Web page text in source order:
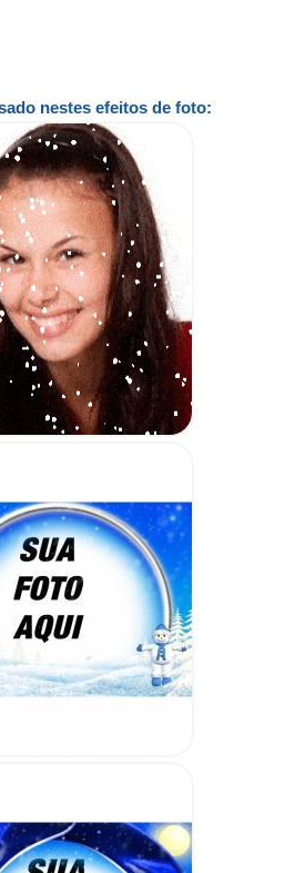
nestes efeitos de foto: